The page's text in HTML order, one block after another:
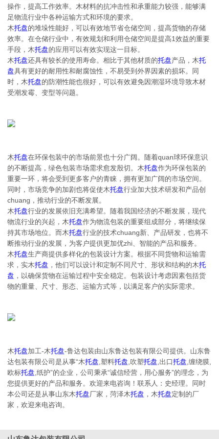
操作，提高工作效率。木材料的抗冲击性和承重能力较强，能够满
足物流行业中各种运输方式和环境的要求。
木托盘的堆垛性能好，可以有效地节省仓储空间，提高货物的存储
效率。在仓储行业中，有效规划和利用仓储空间是提高1效益的重要
手段，木托盘的应用可以有效实现这一目标。
木托盘还具有较长的使用寿命。相比于其他材质的托盘产品，木托
盘具有更好的耐用性和耐腐蚀性，不易受到外界因素的损坏。同
时，木托盘的防潮性能也很好，可以有效避免因潮湿环境导致木材
受潮发霉、变型等问题。
木托盘在环保包装中的市场前景也十分广阔。随着quan球环保意识
的不断提高，绿色包装市场需求愈发殷切。木托盘作为环保包装的
重要一环，将会受到更多客户的青睐，拥有更加广阔的市场空间。
同时，市场竞争的加剧也将促使木托盘行业加大技术研发和产品创
chuang，推动行业的不断发展。
木托盘行业的发展依旧充满希望。随着我国经济的不断发展，现代
物流行业的兴起，木托盘作为物流包装的重要组成部分，将继续保
持其市场地位。而木托盘行业的技术chuang新、产品研发，也将不
断推动行业的发展，为客户提供更加优zhi、智能的产品和服务。
木托盘生产商提供多样化的包装设计方案。根据不同货物和运输需
求，实木托盘 ，他们可以设计和定制不同尺寸、形状和结构的木托
盘 ，以确保货物在运输过程中安全稳定。包装设计考虑因素包括货
物的重量、尺寸、形态、运输方式等，以满足客户的实际需求。
木托盘加工-木托盘-鲁达包装由山东鲁达包装有限公司提供。山东鲁
达包装有限公司是从事“木托盘 ,塑料托盘 ,吹塑托盘 ,出口托盘 ,缠绕膜,
欧标托盘 ,纸护”的企业，公司秉承“诚信经营，用心服务”的理念，为
您提供更好的产品和服务。欢迎来电咨询！联系人：史经理。同时
本公司还是从事山东木托盘厂家，菏泽木托盘 ，木托盘定制的厂
家，欢迎来电咨询。